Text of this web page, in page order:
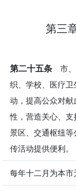
第三
第二十五条 市、
织、学校、医疗
动，提高公众对
性，营造关心、支
景区、交通枢纽
传活动提供便利。
每年十二月为本市